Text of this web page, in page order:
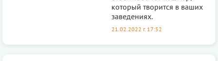
который творится в ваших
заведениях.
21.02.2022 г. 17:52